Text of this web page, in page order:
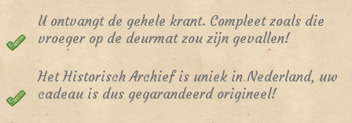
U ontvangt de gehele krant. Compleet zoals die
vroeger op de deurmat zou zijn gevallen!
Het Historisch Archief is uniek in Nederland, uw
cadeau is dus gegarandeerd origineel!